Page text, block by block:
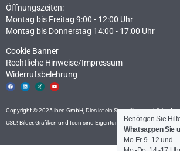
Öffnungszeiten:
Montag bis Freitag 9:00 - 12:00 Uhr
Montag bis Donnerstag 14:00 - 17:00 Uhr
Cookie Banner
Rechtliche Hinweise​/Impressum
Widerrufsbelehrung
F
a
c
o
L
i
n
i
n
X
i
n
Y
o
u
e
Copyright © 2025 ibeq GmbH, Dies ist ein Shop für gewerbliche
USt.! Bilder, Grafiken und Icon sind Eigentum der ibeq GmbH, Fotolia
Benötigen Sie
Whatsappen Sie
Mo-Fr. 9 -12 und